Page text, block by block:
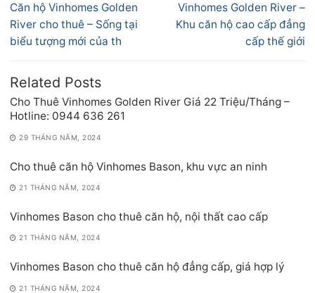
hướng
bài
viết
Previous
post:
Căn hộ Vinhomes Golden
River cho thuê – Sống tại
biểu tượng mới của th
Next
post:
Vinhomes Golden River –
Khu căn hộ cao cấp đẳng
cấp thế giới
Related Posts
Cho Thuê Vinhomes Golden River Giá 22 Triệu/Tháng –
Hotline: 0944 636 261
29 THÁNG NĂM, 2024
Cho thuê căn hộ Vinhomes Bason, khu vực an ninh
21 THÁNG NĂM, 2024
Vinhomes Bason cho thuê căn hộ, nội thất cao cấp
21 THÁNG NĂM, 2024
Vinhomes Bason cho thuê căn hộ đẳng cấp, giá hợp lý
21 THÁNG NĂM, 2024